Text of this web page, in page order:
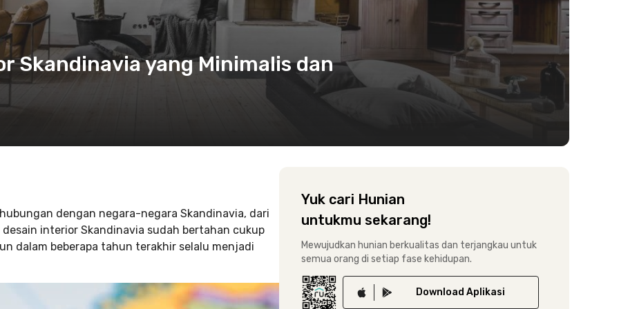
Skandinavia yang Minimalis dan
dengan negara-negara Skandinavia, dari
interior Skandinavia sudah bertahan cukup
dalam beberapa tahun terakhir selalu menjadi
Yuk cari Hunian
untukmu sekarang!
Mewujudkan hunian berkualitas dan terjangkau untuk
semua orang di setiap fase kehidupan.
Download Aplikasi